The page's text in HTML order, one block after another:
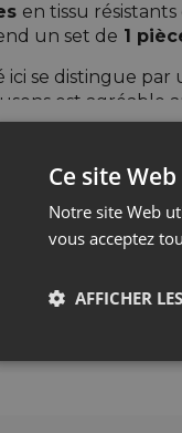
en tissu
un set de 1
ici se distingue par
est agréable
nous proposons
de ce sac est
de
sacs de
vous
Ce site
Notre site Web
vous acceptez
AFFICHER